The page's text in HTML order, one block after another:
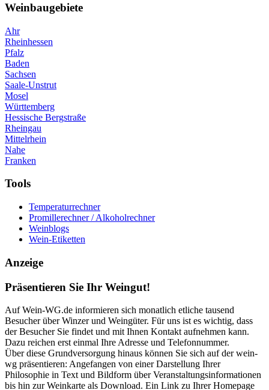
Weinbaugebiete
Ahr
Rheinhessen
Pfalz
Baden
Sachsen
Saale-Unstrut
Mosel
Württemberg
Hessische Bergstraße
Rheingau
Mittelrhein
Nahe
Franken
Tools
Temperaturrechner
Promillerechner / Alkoholrechner
Weinblogs
Wein-Etiketten
Anzeige
Präsentieren Sie Ihr Weingut!
Auf Wein-WG.de informieren sich monatlich etliche tausend
Besucher über Winzer und Weingüter. Für uns ist es wichtig, dass
der Besucher Sie findet und mit Ihnen Kontakt aufnehmen kann.
Dazu reichen erst einmal Ihre Adresse und Telefonnummer.
Über diese Grundversorgung hinaus können Sie sich auf der wein-
wg präsentieren: Angefangen von einer Darstellung Ihrer
Philosophie in Text und Bildform über Veranstaltungsinformationen
bis hin zur Weinkarte als Download. Ein Link zu Ihrer Homepage